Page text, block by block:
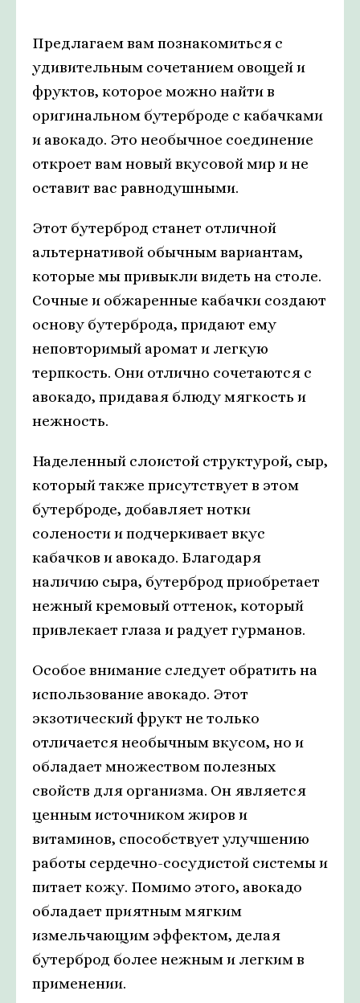
Предлагаем вам познакомиться с
удивительным сочетанием овощей и
фруктов, которое можно найти в
оригинальном бутерброде с кабачками
и авокадо. Это необычное соединение
откроет вам новый вкусовой мир и не
оставит вас равнодушными.
Этот бутерброд станет отличной
альтернативой обычным вариантам,
которые мы привыкли видеть на столе.
Сочные и обжаренные кабачки создают
основу бутерброда, придают ему
неповторимый аромат и легкую
терпкость. Они отлично сочетаются с
авокадо, придавая блюду мягкость и
нежность.
Наделенный слоистой структурой, сыр,
который также присутствует в этом
бутерброде, добавляет нотки
солености и подчеркивает вкус
кабачков и авокадо. Благодаря
наличию сыра, бутерброд приобретает
нежный кремовый оттенок, который
привлекает глаза и радует гурманов.
Особое внимание следует обратить на
использование авокадо. Этот
экзотический фрукт не только
отличается необычным вкусом, но и
обладает множеством полезных
свойств для организма. Он является
ценным источником жиров и
витаминов, способствует улучшению
работы сердечно-сосудистой системы и
питает кожу. Помимо этого, авокадо
обладает приятным мягким
измельчающим эффектом, делая
бутерброд более нежным и легким в
применении.